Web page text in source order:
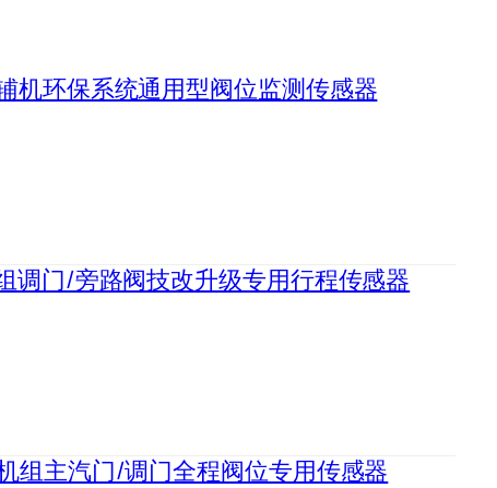
机环保系统通用型阀位监测传感器
调门/旁路阀技改升级专用行程传感器
组主汽门/调门全程阀位专用传感器